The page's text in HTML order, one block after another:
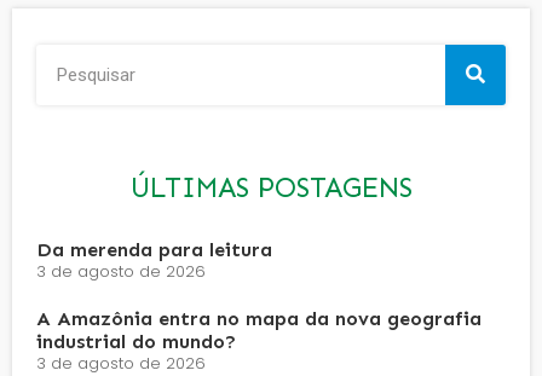
ÚLTIMAS POSTAGENS
Da merenda para leitura
3 de agosto de 2026
A Amazônia entra no mapa da nova geografia
industrial do mundo?
3 de agosto de 2026